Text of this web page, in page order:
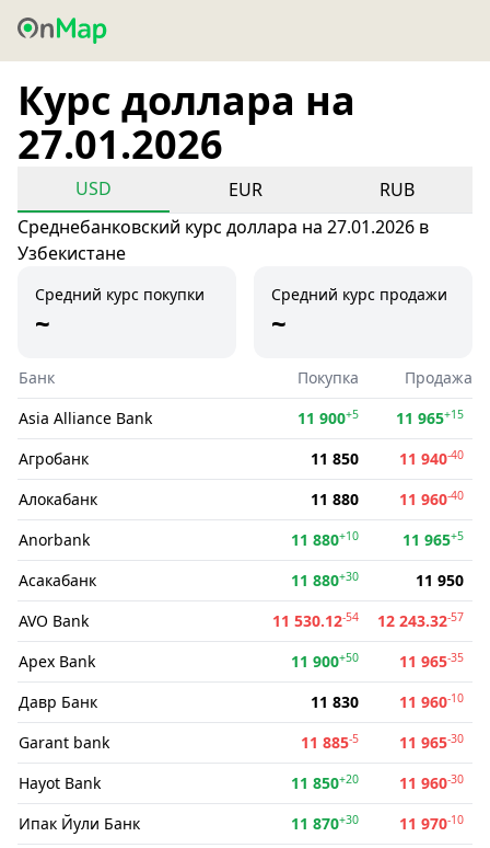
Курс доллара на
27.01.2026
USD EUR
RUB
Среднебанковский курс доллара на 27.01.2026 в
Узбекистане
Средний курс покупки
~
Средний курс продажи
~
Банк Покупка
Продажа
Asia Alliance Bank
11 900+5 11 965+15
Агробанк 11 850 11 940-40
Алокабанк 11 880 11 960-40
Anorbank 11 880+10 11 965+5
Асакабанк 11 880+30
11 950
AVO Bank
11 530.12-54 12 243.32-57
Apex Bank 11 900+50 11 965-35
Давр Банк 11 830 11 960-10
Garant bank 11 885-5 11 965-30
Hayot Bank 11 850+20 11 960-30
Ипак Йули Банк 11 870+30 11 970-10